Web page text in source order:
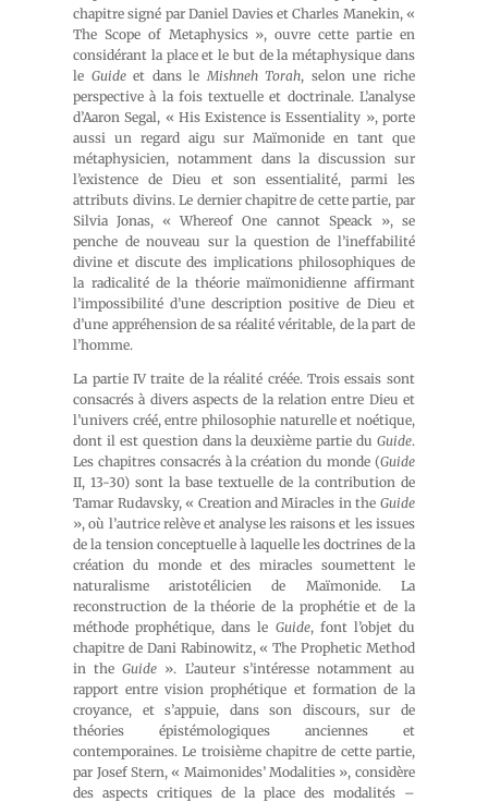
chapitre signé par Daniel Davies et Charles Manekin, «
The Scope of Metaphysics », ouvre cette partie en
considérant la place et le but de la métaphysique dans
le Guideet dans leMishneh Torah, selon une riche
perspective à la fois textuelle et doctrinale. L’analyse
d’Aaron Segal, « His Existence is Essentiality », porte
aussi un regard aigu sur Maïmonide en tant que
métaphysicien, notamment dans la discussion sur
l’existence de Dieu et son essentialité, parmi les
attributs divins. Le dernier chapitre de cette partie, par
Silvia Jonas, « Whereof One cannot Speack », se
penche de nouveau sur la question de l’ineffabilité
divine et discute des implications philosophiques de
la radicalité de la théorie maïmonidienne affirmant
l’impossibilité d’une description positive de Dieu et
d’une appréhension de sa réalité véritable, de la part de
l’homme.
La partie IV traite de la réalité créée. Trois essais sont
consacrés à divers aspects de la relation entre Dieu et
l’univers créé, entre philosophie naturelle et noétique,
dont il est question dans la deuxième partie du Guide.
Les chapitres consacrés à la création du monde (Guide
II, 13-30) sont la base textuelle de la contribution de
Tamar Rudavsky, « Creation and Miracles in the Guide
», où l’autrice relève et analyse les raisons et les issues
de la tension conceptuelle à laquelle les doctrines de la
création du monde et des miracles soumettent le
naturalisme aristotélicien de Maïmonide. La
reconstruction de la théorie de la prophétie et de la
méthode prophétique, dans le Guide, font l’objet du
chapitre de Dani Rabinowitz, « The Prophetic Method
in theGuide ». L’auteur s’intéresse notamment au
rapport entre vision prophétique et formation de la
croyance, et s’appuie, dans son discours, sur de
théories épistémologiques anciennes et
contemporaines. Le troisième chapitre de cette partie,
par Josef Stern, « Maimonides’ Modalities », considère
des aspects critiques de la place des modalités –